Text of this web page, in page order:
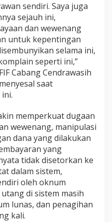
sendiri. Saya juga
sejauh ini,
dan wewenang
untuk kepentingan
selama ini,
seperti ini,”
Cabang Cendrawasih
saat
memperkuat dugaan
wewenang, manipulasi
dana yang dilakukan
yang
tidak disetorkan ke
dalam sistem,
oleh oknum
di sistem masih
lunas, dan penagihan
kali.